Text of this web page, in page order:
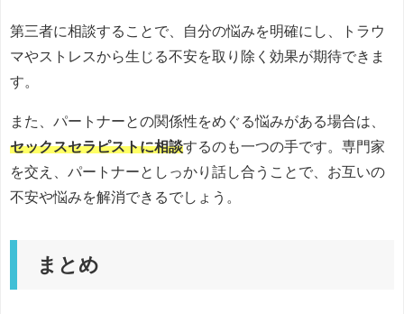
第三者に相談することで、自分の悩みを明確にし、トラウ
マやストレスから生じる不安を取り除く効果が期待できま
す。
また、パートナーとの関係性をめぐる悩みがある場合は、
セックスセラピストに相談するのも一つの手です。専門家
を交え、パートナーとしっかり話し合うことで、お互いの
不安や悩みを解消できるでしょう。
まとめ